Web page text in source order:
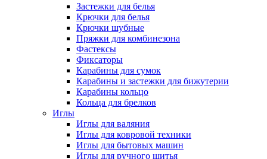
Застежки для белья
Крючки для белья
Крючки шубные
Пряжки для комбинезона
Фастексы
Фиксаторы
Карабины для сумок
Карабины и застежки для бижутерии
Карабины кольцо
Кольца для брелков
Иглы
Иглы для валяния
Иглы для ковровой техники
Иглы для бытовых машин
Иглы для ручного шитья